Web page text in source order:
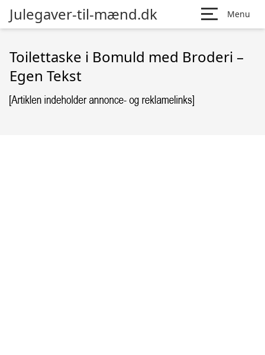
Julegaver-til-mænd.dk Menu
Toilettaske i Bomuld med Broderi –
Egen Tekst